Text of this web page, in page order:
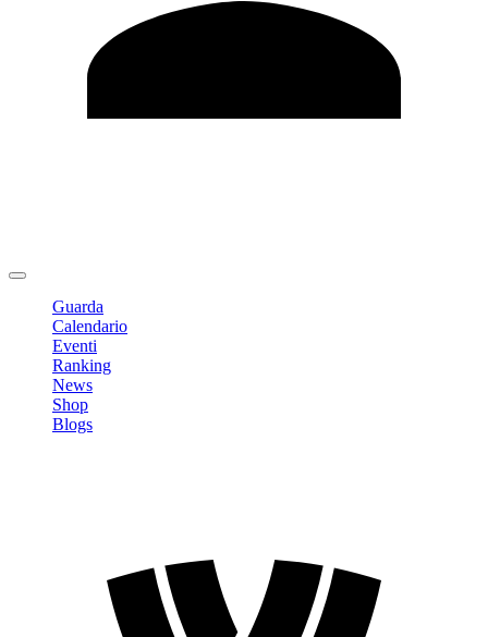
Guarda
Calendario
Eventi
Ranking
News
Shop
Blogs